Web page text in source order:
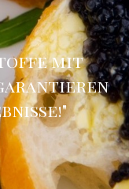
mit
"